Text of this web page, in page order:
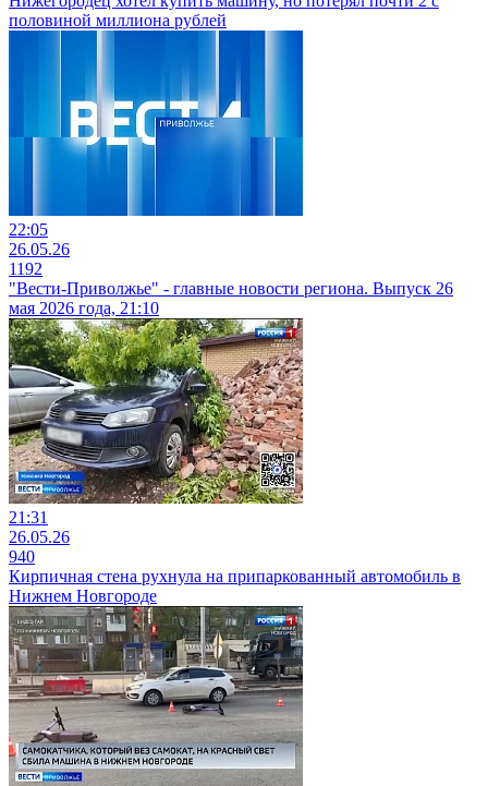
половиной миллиона рублей
22:05
26.05.26
1192
"Вести-Приволжье" - главные новости региона. Выпуск 26
мая 2026 года, 21:10
21:31
26.05.26
940
Кирпичная стена рухнула на припаркованный автомобиль в
Нижнем Новгороде